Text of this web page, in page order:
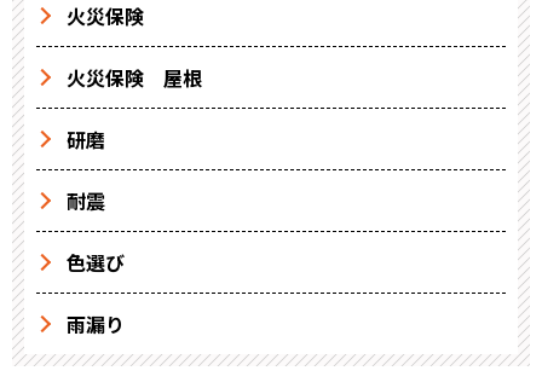
火災保険
火災保険 屋根
研磨
耐震
色選び
雨漏り